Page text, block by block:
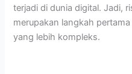
terjadi di dunia digital. Jadi,
merupakan langkah
yang lebih kompleks.